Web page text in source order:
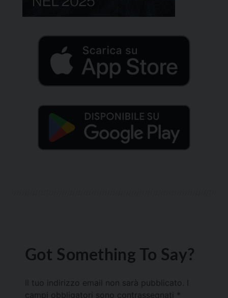
Got Something To Say?
Il tuo indirizzo email non sarà pubblicato.
campi obbligatori sono contrassegnati *